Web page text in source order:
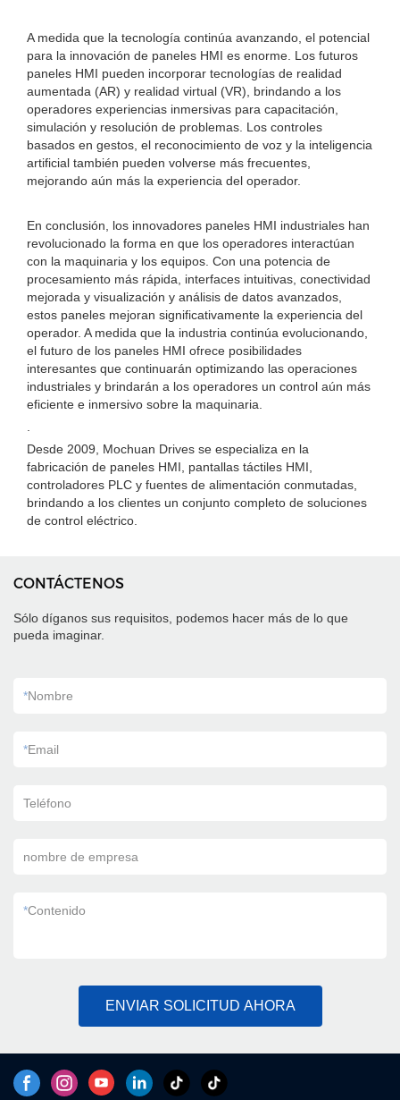
A medida que la tecnología continúa avanzando, el potencial
para la innovación de paneles HMI es enorme. Los futuros
paneles HMI pueden incorporar tecnologías de realidad
aumentada (AR) y realidad virtual (VR), brindando a los
operadores experiencias inmersivas para capacitación,
simulación y resolución de problemas. Los controles
basados ​​en gestos, el reconocimiento de voz y la inteligencia
artificial también pueden volverse más frecuentes,
mejorando aún más la experiencia del operador.
En conclusión, los innovadores paneles HMI industriales han
revolucionado la forma en que los operadores interactúan
con la maquinaria y los equipos. Con una potencia de
procesamiento más rápida, interfaces intuitivas, conectividad
mejorada y visualización y análisis de datos avanzados,
estos paneles mejoran significativamente la experiencia del
operador. A medida que la industria continúa evolucionando,
el futuro de los paneles HMI ofrece posibilidades
interesantes que continuarán optimizando las operaciones
industriales y brindarán a los operadores un control aún más
eficiente e inmersivo sobre la maquinaria.
Desde 2009, Mochuan Drives se especializa en la
fabricación de paneles HMI, pantallas táctiles HMI,
controladores PLC y fuentes de alimentación conmutadas,
brindando a los clientes un conjunto completo de soluciones
de control eléctrico.
CONTÁCTENOS
Sólo díganos sus requisitos, podemos hacer más de lo que
pueda imaginar.
*Nombre
*Email
Teléfono
nombre de empresa
*Contenido
ENVIAR SOLICITUD AHORA